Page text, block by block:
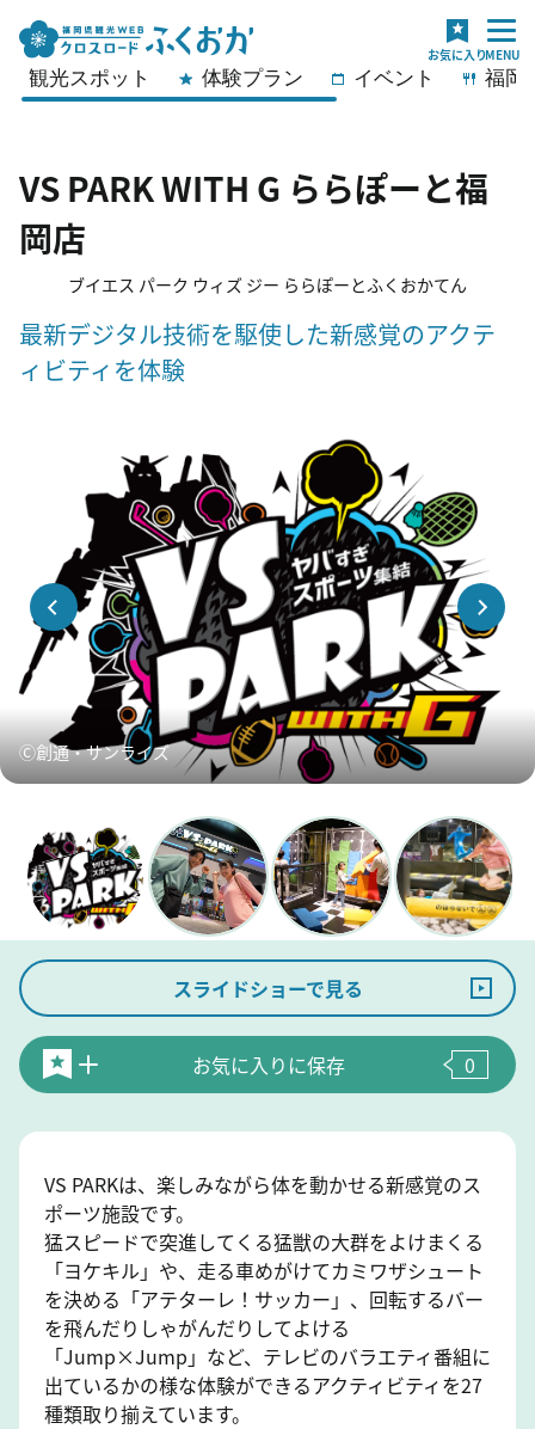
観光スポット 体験プラン イベント 福岡
VS PARK WITH G ららぽーと福
岡店
ブイエス パーク ウィズ ジー ららぽーとふくおかてん
最新デジタル技術を駆使した新感覚のアクテ
ィビティを体験
Ⓒ創通・サンライズ
スライドショーで見る
お気に入りに保存 0
VS PARKは、楽しみながら体を動かせる新感覚のス
ポーツ施設です。
猛スピードで突進してくる猛獣の大群をよけまくる
「ヨケキル」や、走る車めがけてカミワザシュート
を決める「アテターレ！サッカー」、回転するバー
を飛んだりしゃがんだりしてよける
「Jump×Jump」など、テレビのバラエティ番組に
出ているかの様な体験ができるアクティビティを27
種類取り揃えています。